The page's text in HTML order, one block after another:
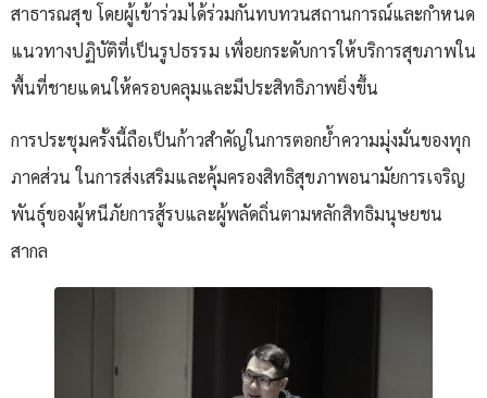
สาธารณสุข โดยผู้เข้าร่วมได้ร่วมกันทบทวนสถานการณ์และกำหนด
แนวทางปฏิบัติที่เป็นรูปธรรม เพื่อยกระดับการให้บริการสุขภาพใน
พื้นที่ชายแดนให้ครอบคลุมและมีประสิทธิภาพยิ่งขึ้น
การประชุมครั้งนี้ถือเป็นก้าวสำคัญในการตอกย้ำความมุ่งมั่นของทุก
ภาคส่วน ในการส่งเสริมและคุ้มครองสิทธิสุขภาพอนามัยการเจริญ
พันธุ์ของผู้หนีภัยการสู้รบและผู้พลัดถิ่นตามหลักสิทธิมนุษยชน
สากล